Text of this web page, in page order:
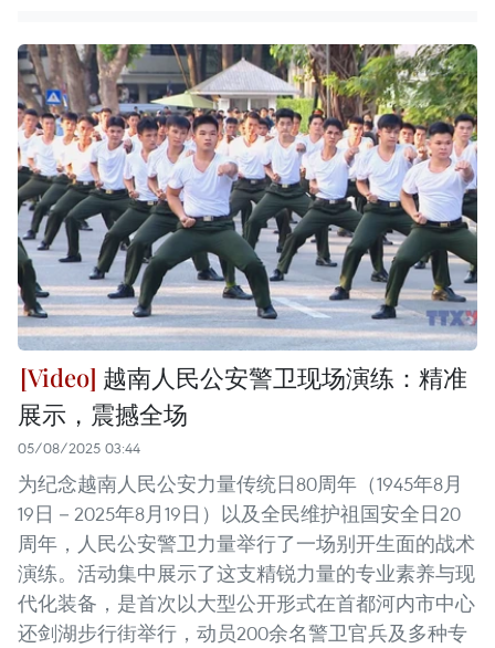
越南人民公安警卫现场演练：精准
展示，震撼全场
05/08/2025 03:44
为纪念越南人民公安力量传统日80周年（1945年8月
19日－2025年8月19日）以及全民维护祖国安全日20
周年，人民公安警卫力量举行了一场别开生面的战术
演练。活动集中展示了这支精锐力量的专业素养与现
代化装备，是首次以大型公开形式在首都河内市中心
还剑湖步行街举行，动员200余名警卫官兵及多种专